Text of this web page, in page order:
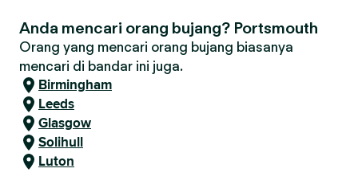
Anda mencari orang bujang? Portsmouth
Orang yang mencari orang bujang biasanya
mencari di bandar ini juga.
Birmingham
Leeds
Glasgow
Solihull
Luton